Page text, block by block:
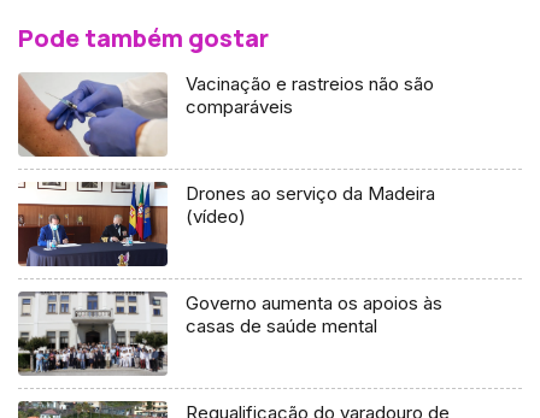
Pode também gostar
Vacinação e rastreios não são
comparáveis
Drones ao serviço da Madeira
(vídeo)
Governo aumenta os apoios às
casas de saúde mental
Requalificação do varadouro de